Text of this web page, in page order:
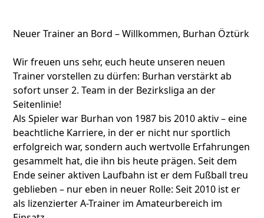
Neuer Trainer an Bord – Willkommen, Burhan Öztürk
Wir freuen uns sehr, euch heute unseren neuen
Trainer vorstellen zu dürfen: Burhan verstärkt ab
sofort unser 2. Team in der Bezirksliga an der
Seitenlinie!
Als Spieler war Burhan von 1987 bis 2010 aktiv – eine
beachtliche Karriere, in der er nicht nur sportlich
erfolgreich war, sondern auch wertvolle Erfahrungen
gesammelt hat, die ihn bis heute prägen. Seit dem
Ende seiner aktiven Laufbahn ist er dem Fußball treu
geblieben – nur eben in neuer Rolle: Seit 2010 ist er
als lizenzierter A-Trainer im Amateurbereich im